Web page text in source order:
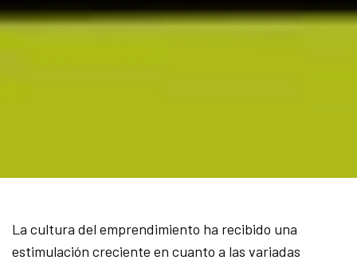
La cultura del emprendimiento ha recibido una
estimulación creciente en cuanto a las variadas